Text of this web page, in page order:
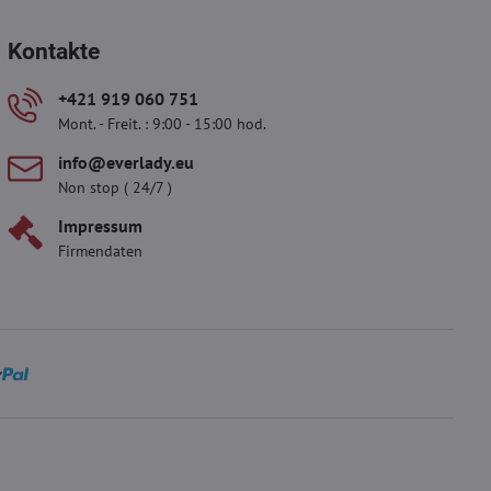
Kontakte
+421 919 060 751
Mont. - Freit. : 9:00 - 15:00 hod.
info​​@everlady​​.eu
Non stop ( 24/7 )
Impressum
Firmendaten